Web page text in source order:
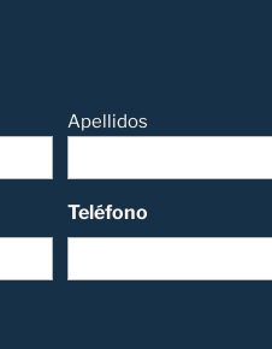
Apellidos
Teléfono